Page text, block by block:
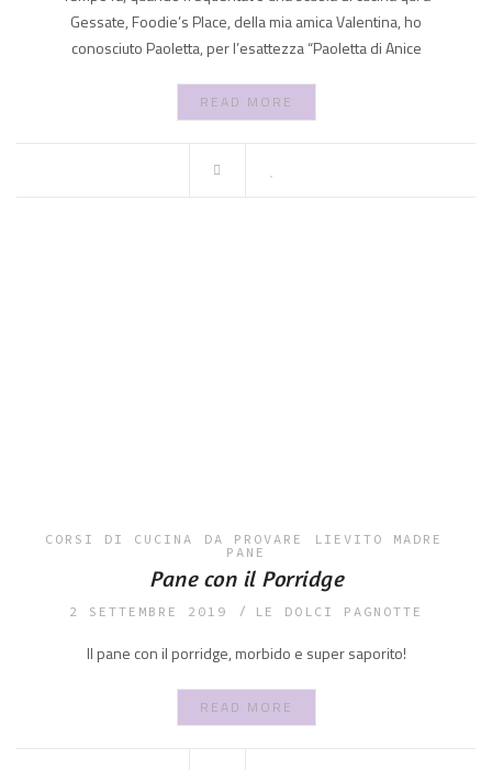
Gessate, Foodie’s Place, della mia amica Valentina, ho
conosciuto Paoletta, per l’esattezza “Paoletta di Anice
READ MORE
CORSI DI CUCINA DA PROVARE
LIEVITO MADRE
PANE
Pane con il Porridge
2 SETTEMBRE 2019 LE DOLCI PAGNOTTE
Il pane con il porridge, morbido e super saporito!
READ MORE